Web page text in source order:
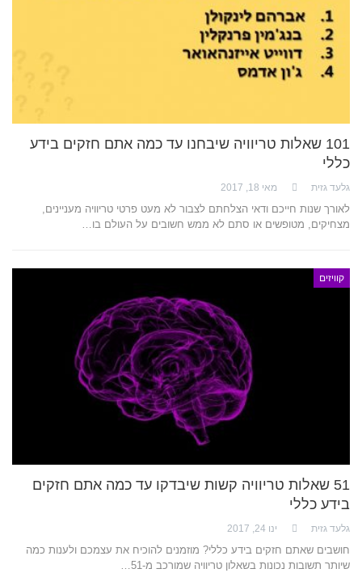
101 שאלות טריוויה שיבחנו עד כמה אתם חזקים בידע
כללי
גלעד גזית מאי 18, 2017
לאורך שנות חייכם ודאי הצלחתם לצבור לא מעט פרטי טריוויה מעניינים,
מצחיקים, מטופשים או סתם לא ממש חשובים על העולם בו…
קוויזים
51 שאלות טריוויה קשות שיבדקו עד כמה אתם חזקים
בידע כללי
גלעד גזית ינו 24, 2017
חושבים שאתם חזקים בידע כללי? מוזמנים להוכיח את עצמכם ולענות כמה
שיותר תשובות נכונות בשאלון טריוויה שמורכב מ-51…